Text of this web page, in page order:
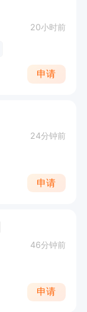
20小时前
申请
24分钟前
申请
46分钟前
申请